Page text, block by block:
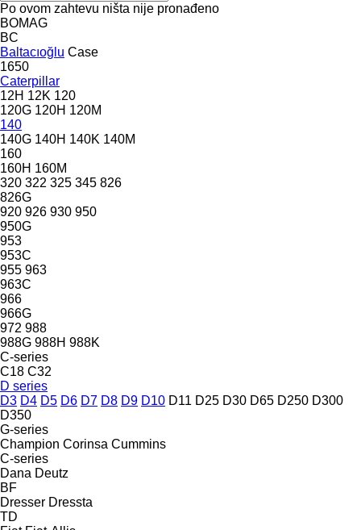
Po ovom zahtevu ništa nije pronađeno
BOMAG
BC
Baltacıoğlu Case
1650
Caterpillar
12H 12K 120
120G 120H 120M
140
140G 140H 140K 140M
160
160H 160M
320 322 325 345 826
826G
920 926 930 950
950G
953
953C
955 963
963C
966
966G
972 988
988G 988H 988K
C-series
C18 C32
D series
D3 D4 D5 D6 D7 D8 D9 D10 D11 D25 D30 D65 D250 D300
D350
G-series
Champion Corinsa Cummins
C-series
Dana Deutz
BF
Dresser Dressta
TD